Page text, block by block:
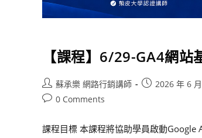
【課程】6/29-GA4網
蘇承樂 網路行銷講師 2026 年 6
0 Comments
課程目標 本課程將協助學員啟動Google